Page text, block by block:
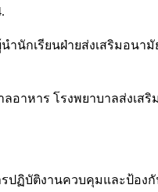
ำนักเรียนฝ่ายส่งเสริมอ
อาหาร โรงพยาบาลส่ง
บัติงานควบคุมและป้อง